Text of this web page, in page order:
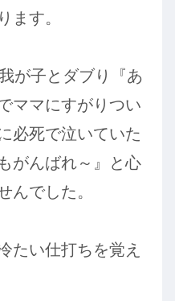
ます。
が子とダブり『あ
ママにすがりつい
必死で泣いていた
がんばれ～』と心
んでした。
たい仕打ちを覚え